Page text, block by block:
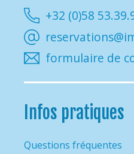
+32 (0)58
formulaire de
Infos pratiques
Questions fréquentes